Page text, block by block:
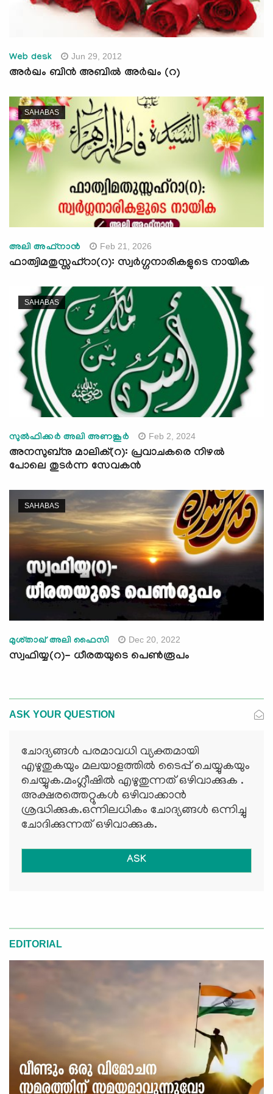
Web desk Jun 29, 2012
അര്‍ഖം ബിന്‍ അബില്‍ അര്‍ഖം (റ)
SAHABAS
അലി അഫ്നാന്‍ Feb 21, 2026
ഫാത്വിമതുസ്സഹ്റാ(റ): സ്വര്‍ഗ്ഗനാരികളുടെ നായിക
SAHABAS
സുൽഫിക്കർ അലി അണങ്കൂർ Feb 2, 2024
അനസുബ്നു മാലിക്(റ): പ്രവാചകരെ നിഴല്‍
പോലെ തുടര്‍ന്ന സേവകന്‍
SAHABAS
മുശ്താഖ് അലി ഫൈസി Dec 20, 2022
സ്വഫിയ്യ(റ)- ധീരതയുടെ പെണ്‍രൂപം
ASK YOUR QUESTION
ചോദ്യങ്ങള്‍ പരമാവധി വ്യക്തമായി
എഴുതുകയും മലയാളത്തില്‍ ടൈപ്പ് ചെയ്യുകയും
ചെയ്യുക.മംഗ്ലീഷില്‍ എഴുതുന്നത് ഒഴിവാക്കുക .
അക്ഷരത്തെറ്റുകള്‍ ഒഴിവാക്കാന്‍
ശ്രദ്ധിക്കുക.ഒന്നിലധികം ചോദ്യങ്ങള്‍ ഒന്നിച്ചു
ചോദിക്കുന്നത് ഒഴിവാക്കുക.
ASK
EDITORIAL